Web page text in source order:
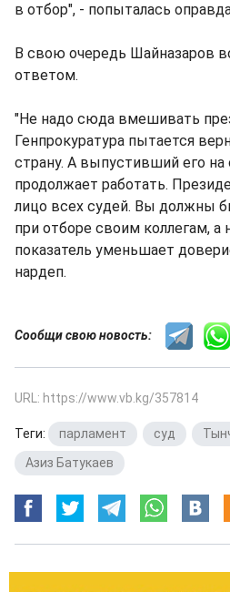
в отбор", - попыталась
В свою очередь Шайназаров
ответом.
"Не надо сюда вмешивать
Генпрокуратура пытается
страну. А выпустивший его на
продолжает работать.
лицо всех судей. Вы должны
при отборе своим коллегам, а
показатель уменьшает
нардеп.
Сообщи свою новость:
URL: https://www.vb.kg/357814
Теги: парламент суд
Азиз Батукаев